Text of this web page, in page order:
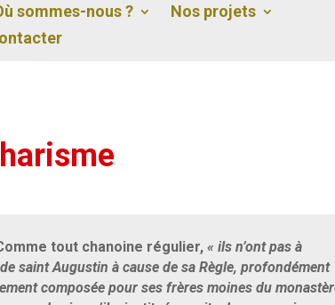
sommes-nous ?
Nos projets
tout chanoine régulier, « ils n’ont pas à
saint Augustin à cause de sa Règle, profondément
composée pour ses frères moines du